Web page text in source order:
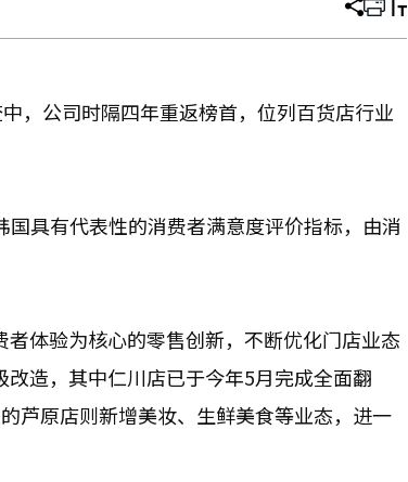
分
文
打 调
大
，公司时隔四年重返榜首，位列百货店行业
具有代表性的消费者满意度评价指标，由消
体验为核心的零售创新，不断优化门店业态
造，其中仁川店已于今年5月完成全面翻
芦原店则新增美妆、生鲜美食等业态，进一